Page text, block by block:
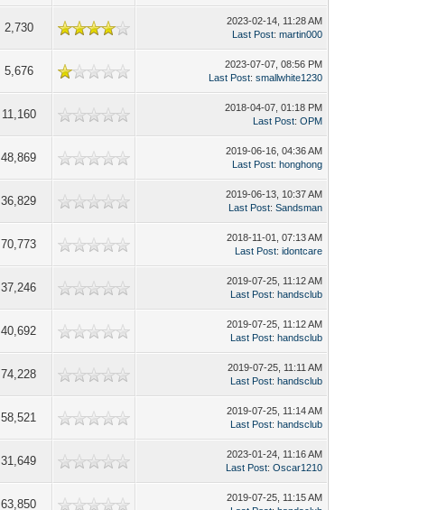
2,730
2023-02-14, 11:28 AM
Last Post:martin000
5,676
2023-07-07, 08:56 PM
Last Post:smallwhite1230
11,160
2018-04-07, 01:18 PM
Last Post:OPM
48,869
2019-06-16, 04:36 AM
Last Post:honghong
36,829
2019-06-13, 10:37 AM
Last Post:Sandsman
70,773
2018-11-01, 07:13 AM
Last Post:idontcare
37,246
2019-07-25, 11:12 AM
Last Post:handsclub
40,692
2019-07-25, 11:12 AM
Last Post:handsclub
74,228
2019-07-25, 11:11 AM
Last Post:handsclub
58,521
2019-07-25, 11:14 AM
Last Post:handsclub
31,649
2023-01-24, 11:16 AM
Last Post:Oscar1210
63,850
2019-07-25, 11:15 AM